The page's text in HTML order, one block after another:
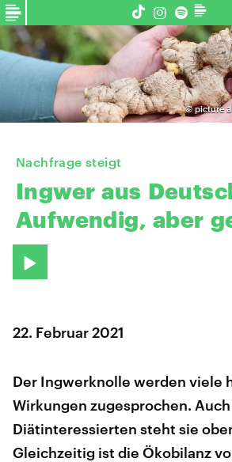
©picture
Nachfrage steigt
Ingwer aus
Aufwendig, aber
22. Februar 2021
Der Ingwerknolle werden viele
Wirkungen zugesprochen.
Diätinteressierten steht sie
Gleichzeitig ist die Ökobilanz